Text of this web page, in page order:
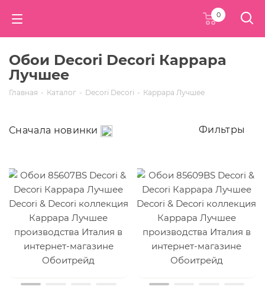
0
Обои Decori Decori Каррара
Лучшее
Главная - Каталог - Decori Decori - Каррара Лучшее
Сначала новинки Фильтры